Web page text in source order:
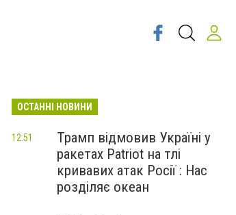
ОСТАННІ НОВИНИ
Трамп відмовив Україні у
ракетах Patriot на тлі
кривавих атак Росії : Нас
розділяє океан
12:51